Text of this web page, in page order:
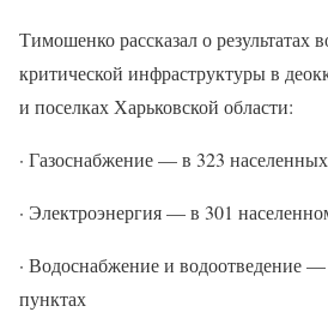
Тимошенко рассказал о результатах
критической инфраструктуры в
и поселках Харьковской области:
· Газоснабжение — в 323
· Электроэнергия — в 301
· Водоснабжение и водоотведение
пунктах